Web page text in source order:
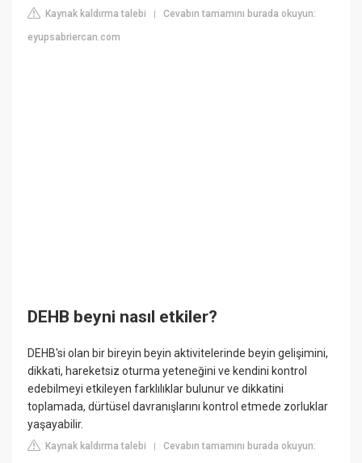
Kaynak kaldırma talebi |Cevabın tamamını burada okuyun:
eyupsabriercan.com
DEHB beyni nasıl etkiler?
DEHB'si olan bir bireyin beyin aktivitelerinde beyin gelişimini,
dikkati, hareketsiz oturma yeteneğini ve kendini kontrol
edebilmeyi etkileyen farklılıklar bulunur ve dikkatini
toplamada, dürtüsel davranışlarını kontrol etmede zorluklar
yaşayabilir.
Kaynak kaldırma talebi |Cevabın tamamını burada okuyun: